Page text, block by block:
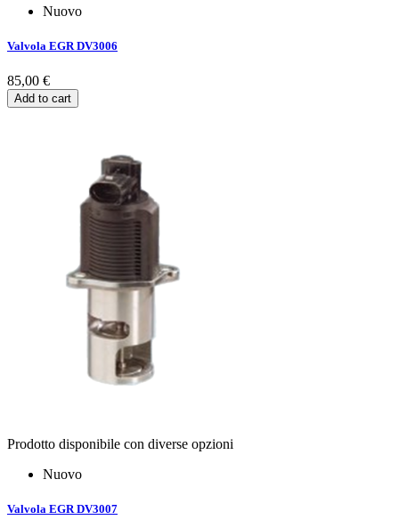
Nuovo
Valvola EGR DV3006
85,00 €
Add to cart
Prodotto disponibile con diverse opzioni
Nuovo
Valvola EGR DV3007